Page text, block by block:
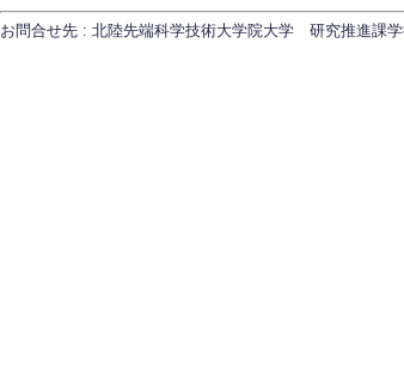
お問合せ先 : 北陸先端科学技術大学院大学 研究推進課